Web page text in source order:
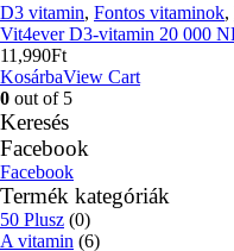
D3 vitamin, Fontos vitaminok,
Vit4ever D3-vitamin 20 000
11,990Ft
KosárbaView Cart
0 out of 5
Keresés
Facebook
Facebook
Termék kategóriák
50 Plusz (0)
A vitamin (6)